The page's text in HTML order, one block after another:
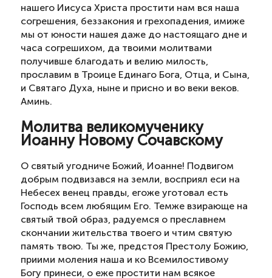
нашего Иисуса Христа простити нам вся наша
согрешения, беззакония и грехопадения, имиже
мы от юности нашея даже до настоящаго дне и
часа согрешихом, да твоими молитвами
получивше благодать и велию милость,
прославим в Троице Единаго Бога, Отца, и Сына,
и Святаго Духа, ныне и присно и во веки веков.
Аминь.
Молитва великомученику
Иоанну Новому Сочавскому
О святый угодниче Божий, Иоанне! Подвигом
добрым подвизався на земли, восприял еси на
Небесех венец правды, егоже уготовал есть
Господь всем любящим Его. Темже взирающе на
святый твой образ, радуемся о преславнем
скончании жительства твоего и чтим святую
память твою. Ты же, предстоя Престолу Божию,
приими моления наша и ко Всемилостивому
Богу принеси, о еже простити нам всякое